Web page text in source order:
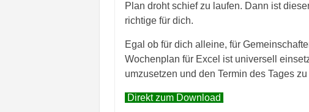
Plan droht schief zu laufen. Dann ist
richtige für dich.
Egal ob für dich alleine, für
Wochenplan für Excel ist universell
umzusetzen und den Termin des Tages
Direkt zum Download